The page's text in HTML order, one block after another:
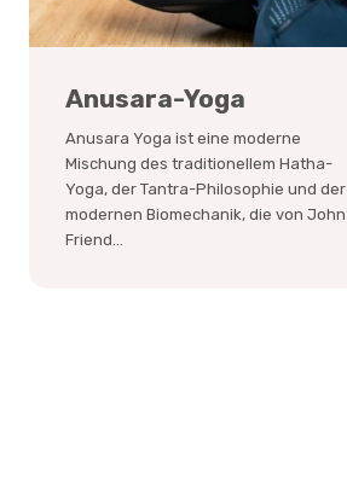
Anusara-Yoga
Anusara Yoga ist eine moderne
Mischung des traditionellem Hatha-
Yoga, der Tantra-Philosophie und der
modernen Biomechanik, die von John
Friend...